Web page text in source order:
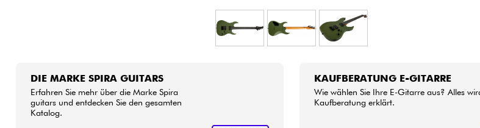
DIE MARKE SPIRA GUITARS
Erfahren Sie mehr über die Marke Spira
guitars und entdecken Sie den gesamten
Katalog.
KAUFBERATUNG E-GITARRE
Wie wählen Sie Ihre E-Gitarre aus? Alles
Kaufberatung erklärt.